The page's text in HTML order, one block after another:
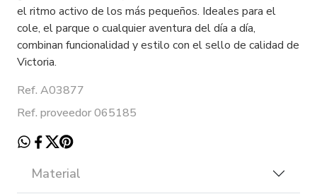
el ritmo activo de los más pequeños. Ideales para el
cole, el parque o cualquier aventura del día a día,
combinan funcionalidad y estilo con el sello de calidad de
Victoria.
Ref. A03877
Ref. proveedor 065185
Material